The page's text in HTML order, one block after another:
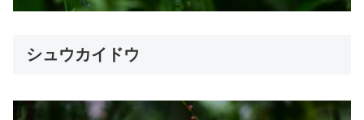
シュウカイドウ